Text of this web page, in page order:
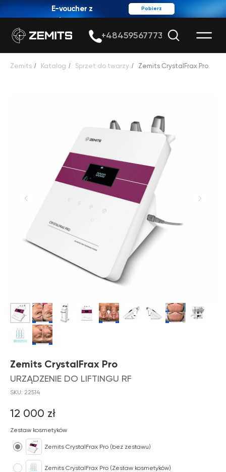
Pobierz
E-voucher z
rabatem
Zemits / Katalog / Sprzet do twarzy / Zemits CrystalFrax Pro
Zemits CrystalFrax Pro
URZĄDZENIE DO LIFTINGU RF
SKU: 22514
12 000 zł
Zestaw kosmetyków
Zemits CrystalFrax Pro (bez zestawu)
Zemits CrystalFrax Pro (Zestaw kosmetyków)